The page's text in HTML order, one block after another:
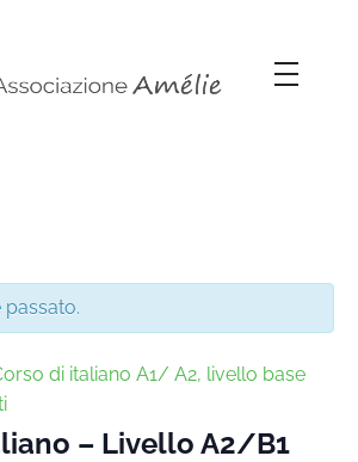
di italiano A1/ A2, livello base
– Livello A2/B1